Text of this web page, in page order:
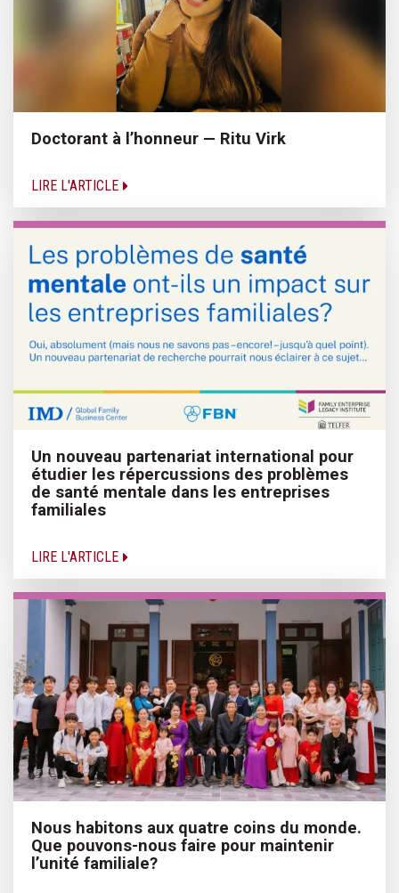
Doctorant à l’honneur — Ritu Virk
LIRE L'ARTICLE
Un nouveau partenariat international pour
étudier les répercussions des problèmes
de santé mentale dans les entreprises
familiales
LIRE L'ARTICLE
Nous habitons aux quatre coins du monde.
Que pouvons-nous faire pour maintenir
l’unité familiale?